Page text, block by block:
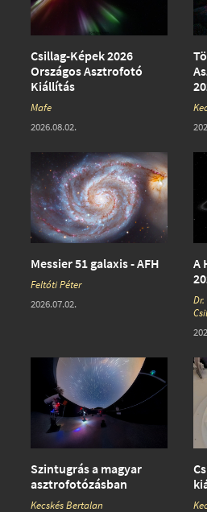
Csillag-Képek 2026
Országos Asztrofotó
Kiállítás
Mafe
2026.08.02.
Messier 51 galaxis - AFH
Feltóti Péter
2026.07.02.
A
Szintugrás a magyar
asztrofotózásban
Kecskés Bertalan